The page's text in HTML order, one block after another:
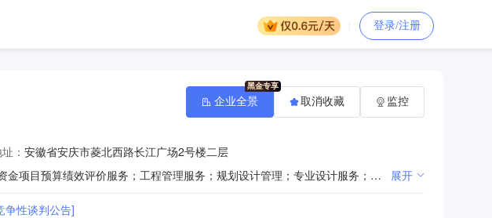
登录/注册
： 安徽省安庆市菱北西路长江广场2号楼二层
一般项目：工程造价咨询业务；政府采购代理服务；招投标代理服务；财政资金项目预算绩效评价服务；工程管理服务；规划设计管理；专业设计服务；消防技术服务；水土流失防治服务；水利相关咨询服务；节能管理服务；环保咨询服务；社会稳定风险评估；房地产评估；物业服务评估；资产评估；财务咨询；融资咨询服务；承接档案服务外包；信息咨询服务（不含许可类信息咨询服务）；市场调查（不含涉外调查）；社会调查（不含涉外调查）；业务培训（不含教育培训、职业技能培训等需取得许可的培训）；会议及展览服务；商务代理代办服务；信息技术咨询服务；网络技术服务；信息系统集成服务；软件开发；软件销售；软件外包服务；网络与信息安全软件开发；人工智能应用软件开发；计算机软硬件及辅助设备批发；计算机软硬件及辅助设备零售；办公设备销售；技术服务、技术开发、技术咨询、技术交流、技术转让、技术推广（除许可业务外，可自主依法经营法律法规非禁止或限制的项目）许可项目：司法鉴定服务；拍卖业务；建设工程监理；测绘服务；国家秘密载体技术服务（依法须经批准的项目，经相关部门批准后方可开展经营活动，具体经营项目以相关部门批准文件或许可证件为准） 展开
争性谈判公告]
企业全景 取消收藏 监控